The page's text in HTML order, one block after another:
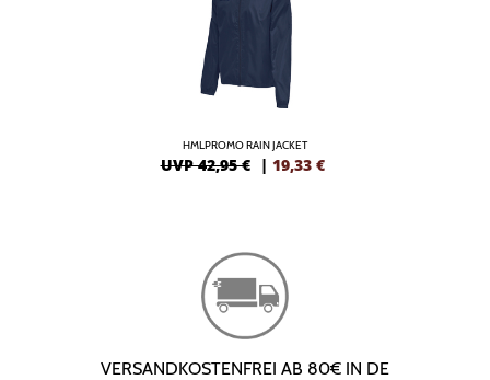
HMLPROMO RAIN JACKET
UVP 42,95 € | 19,33 €
VERSANDKOSTENFREI AB 80€ IN DE